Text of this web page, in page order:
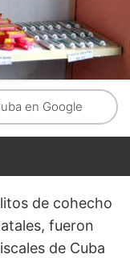
en Google
de cohecho
fueron
de Cuba